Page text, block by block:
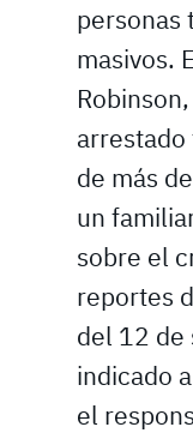
personas
masivos.
de más
un
sobre el
reportes
del 12 de
indicado
el